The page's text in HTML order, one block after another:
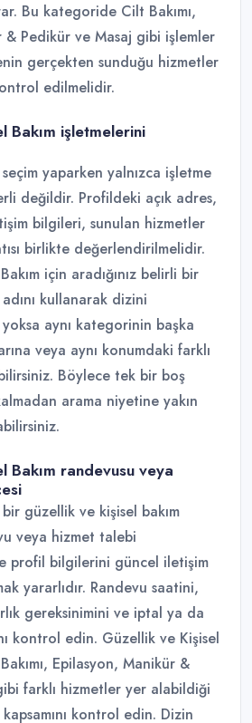
Bu kategoride Cilt Bakımı,
& Pedikür ve Masaj gibi işlemler
gerçekten sunduğu hizmetler
edilmelidir.
Bakım işletmelerini
yaparken yalnızca işletme
değildir. Profildeki açık adres,
bilgileri, sunulan hizmetler
birlikte değerlendirilmelidir.
için aradığınız belirli bir
kullanarak dizini
aynı kategorinin başka
veya aynı konumdaki farklı
Böylece tek bir boş
arama niyetine yakın
Bakım randevusu veya
güzellik ve kişisel bakım
veya hizmet talebi
profil bilgilerini güncel iletişim
yararlıdır. Randevu saatini,
gereksinimini ve iptal ya da
kontrol edin. Güzellik ve Kişisel
Epilasyon, Manikür &
farklı hizmetler yer alabildiği
kontrol edin. Dizin